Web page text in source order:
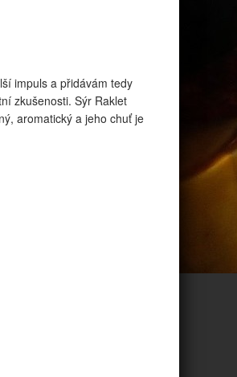
impuls a přidávám tedy
zkušenosti. Sýr Raklet
aromatický a jeho chuť je